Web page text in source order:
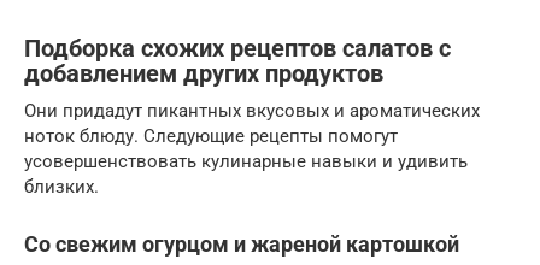
Подборка схожих рецептов салатов с
добавлением других продуктов
Они придадут пикантных вкусовых и ароматических
ноток блюду. Следующие рецепты помогут
усовершенствовать кулинарные навыки и удивить
близких.
Со свежим огурцом и жареной картошкой